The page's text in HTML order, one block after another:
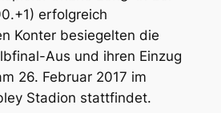
erfolgreich
Konter besiegelten die
Aus und ihren Einzug
26. Februar 2017 im
Stadion stattfindet.